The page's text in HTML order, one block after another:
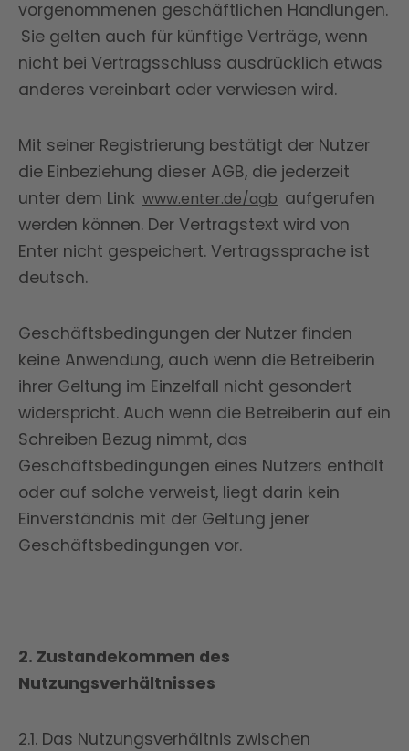
vorgenommenen geschäftlichen Handlungen.
Sie gelten auch für künftige Verträge, wenn
nicht bei Vertragsschluss ausdrücklich etwas
anderes vereinbart oder verwiesen wird.
Mit seiner Registrierung bestätigt der Nutzer
die Einbeziehung dieser AGB, die jederzeit
unter dem Link www.enter.de/agb aufgerufen
werden können. Der Vertragstext wird von
Enter nicht gespeichert. Vertragssprache ist
deutsch.
Geschäftsbedingungen der Nutzer finden
keine Anwendung, auch wenn die Betreiberin
ihrer Geltung im Einzelfall nicht gesondert
widerspricht. Auch wenn die Betreiberin auf ein
Schreiben Bezug nimmt, das
Geschäftsbedingungen eines Nutzers enthält
oder auf solche verweist, liegt darin kein
Einverständnis mit der Geltung jener
Geschäftsbedingungen vor.
2. Zustandekommen des
Nutzungsverhältnisses
2.1. Das Nutzungsverhältnis zwischen